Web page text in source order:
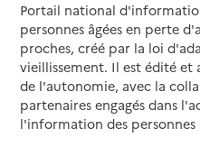
Portail national
personnes âgées en perte
proches, créé par la loi
vieillissement. Il est édité
de l'autonomie, avec la
partenaires engagés dans
l'information des personnes